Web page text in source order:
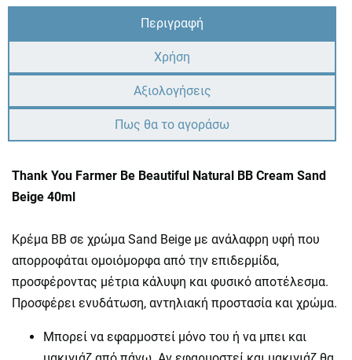
Περιγραφή
Χρήση
Αξιολογήσεις
Πως θα το αγοράσω
Thank You Farmer Βe Beautiful Natural BB Cream Sand
Beige 40ml
Κρέμα BB σε χρώμα Sand Beige με ανάλαφρη υφή που
απορροφάται ομοιόμορφα από την επιδερμίδα,
προσφέροντας μέτρια κάλυψη και φυσικό αποτέλεσμα.
Προσφέρει ενυδάτωση, αντηλιακή προστασία και χρώμα.
Μπορεί να εφαρμοστεί μόνο του ή να μπει και